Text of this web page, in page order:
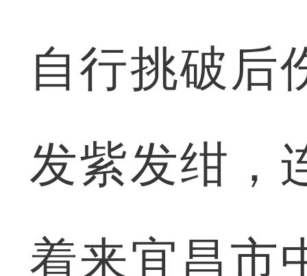
自行挑破后
发紫发绀，
着来宜昌市